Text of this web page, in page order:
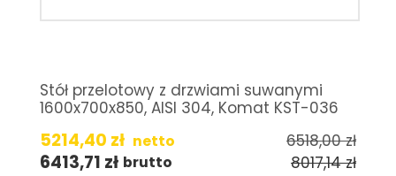
Stół przelotowy z drzwiami suwanymi
1600x700x850, AISI 304, Komat KST-036
5214,40 zł netto 6518,00zł
6413,71 zł brutto 8017,14zł